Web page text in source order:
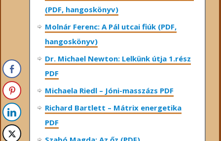
(PDF, hangoskönyv)
Molnár Ferenc: A Pál utcai fiúk (PDF,
hangoskönyv)
Dr. Michael Newton: Lelkünk útja 1.rész
PDF
Michaela Riedl – Jóni-masszázs PDF
Richard Bartlett – Mátrix energetika
PDF